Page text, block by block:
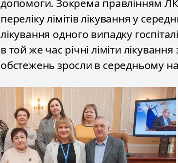
допомоги. Зокрема правлінням ЛК
переліку лімітів лікування у
лікування одного випадку
в той же час річні ліміти
обстежень зросли в середньому